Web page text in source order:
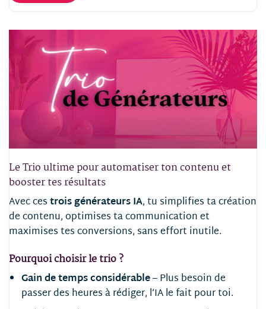
Le Trio ultime pour automatiser ton contenu et
booster tes résultats
Avec cestrois générateurs IA, tu simplifies ta création
de contenu, optimises ta communication et
maximises tes conversions, sans effort inutile.
Pourquoi choisir le trio ?
Gain de temps considérable– Plus besoin de
passer des heures à rédiger, l’IA le fait pour toi.